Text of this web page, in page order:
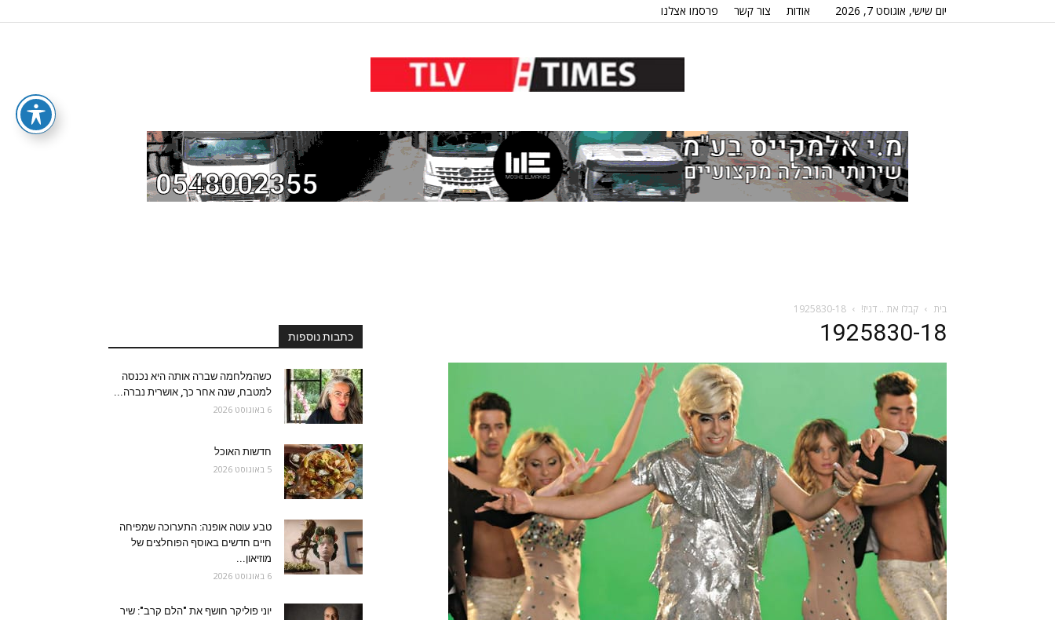
יום שישי, אוגוסט 7, 2026 אודות צור קשר פרסמו אצלנו
בית קבלו את .. דניז! 1925830-18
1925830-18 כתבות נוספות
כשהמלחמה שברה אותה היא נכנסה
למטבח, שנה אחר כך, אושרית נברה...
6 באוגוסט 2026
חדשות האוכל
5 באוגוסט 2026
טבע עוטה אופנה: התערוכה שמפיחה
חיים חדשים באוסף הפוחלצים של
מוזיאון...
6 באוגוסט 2026
יוני פוליקר חושף את "הלם קרב": שיר